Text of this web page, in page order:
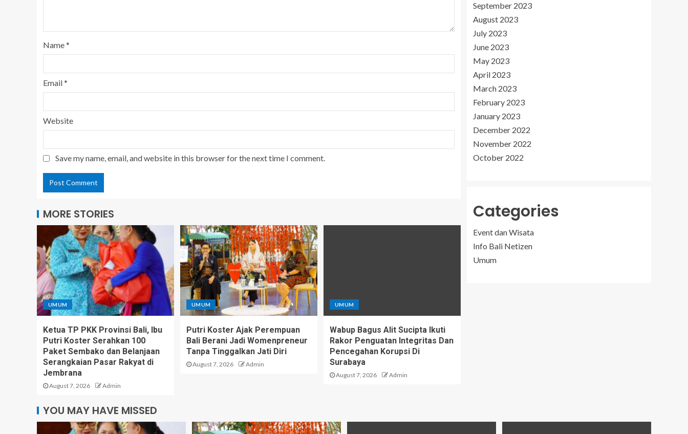
Name*
Email*
Website
Save my name, email, and website in this browser for the next time I comment.
MORE STORIES
UMUM
Ketua TP PKK Provinsi Bali, Ibu
Putri Koster Serahkan 100
Paket Sembako dan Belanjaan
Serangkaian Pasar Rakyat di
Jembrana
August 7, 2026 Admin
UMUM
Putri Koster Ajak Perempuan
Bali Berani Jadi Womenpreneur
Tanpa Tinggalkan Jati Diri
August 7, 2026 Admin
UMUM
Wabup Bagus Alit Sucipta Ikuti
Rakor Penguatan Integritas Dan
Pencegahan Korupsi Di
Surabaya
August 7, 2026 Admin
September 2023
August 2023
July 2023
June 2023
May 2023
April 2023
March 2023
February 2023
January 2023
December 2022
November 2022
October 2022
Categories
Event dan Wisata
Info Bali Netizen
Umum
YOU MAY HAVE MISSED